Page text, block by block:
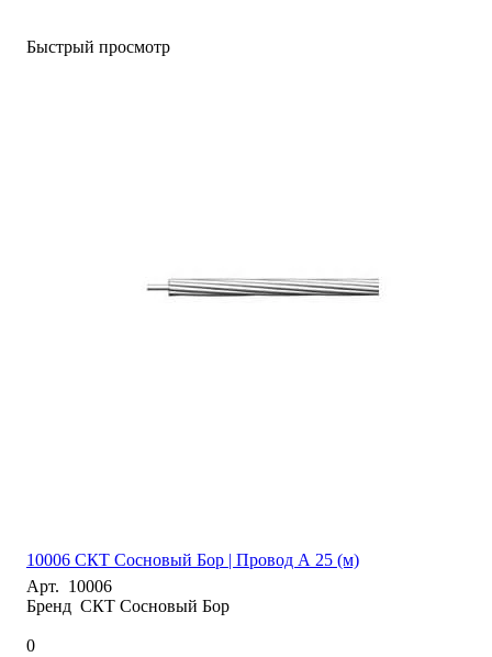
Быстрый просмотр
10006 СКТ Сосновый Бор | Провод А 25 (м)
Арт. 10006
Бренд СКТ Сосновый Бор
0